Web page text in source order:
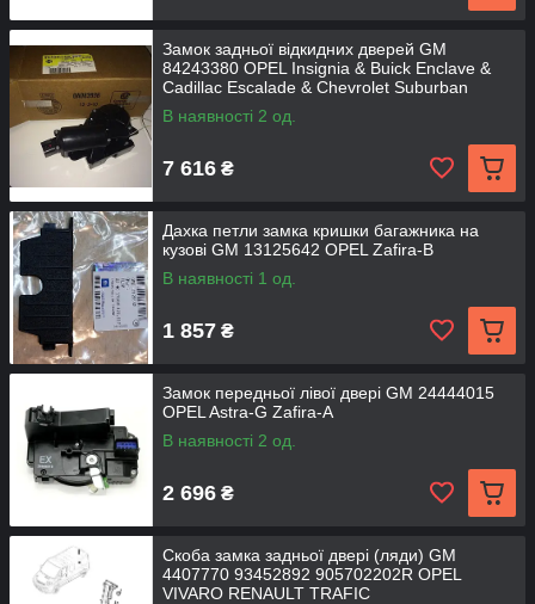
Замок задньої відкидних дверей GM
84243380 OPEL Insignia & Buick Enclave &
Cadillac Escalade & Chevrolet Suburban
В наявності 2 од.
7 616 ₴
Дахка петли замка кришки багажника на
кузові GM 13125642 OPEL Zafira-B
В наявності 1 од.
1 857 ₴
Замок передньої лівої двері GM 24444015
OPEL Astra-G Zafira-A
В наявності 2 од.
2 696 ₴
Скоба замка задньої двері (ляди) GM
4407770 93452892 905702202R OPEL
VIVARO RENAULT TRAFIC